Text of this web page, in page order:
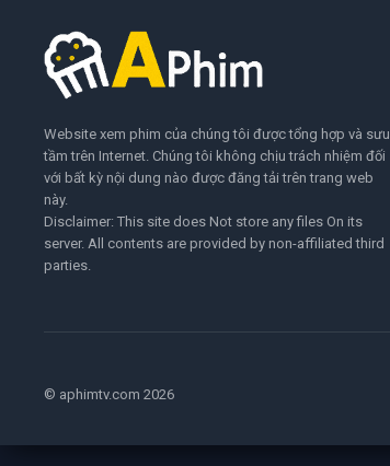
Website xem phim của chúng tôi được tổng hợp và sưu
tầm trên Internet. Chúng tôi không chịu trách nhiệm đối
với bất kỳ nội dung nào được đăng tải trên trang web
này.
Disclaimer: This site does Not store any files On its
server. All contents are provided by non-affiliated third
parties.
© aphimtv.com 2026